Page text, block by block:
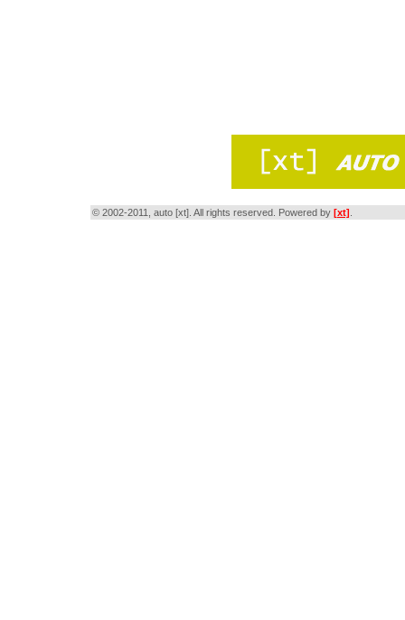
© 2002-2011, auto [xt]. All rights reserved. Powered by [xt]